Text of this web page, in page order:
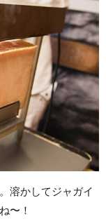
溶かしてジャガイ
〜！